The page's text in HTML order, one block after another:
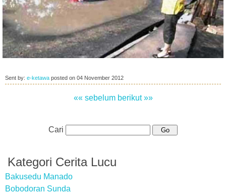
Sent by: e-ketawa posted on 04 November 2012
«« sebelum berikut »»
Cari
Kategori Cerita Lucu
Bakusedu Manado
Bobodoran Sunda